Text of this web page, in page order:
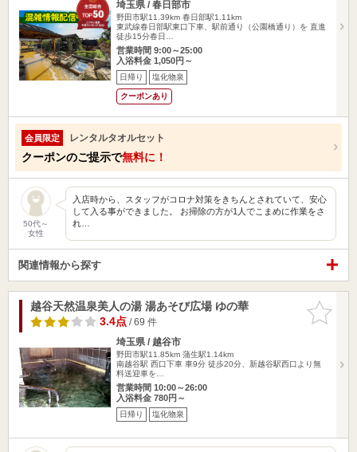
埼玉県 / 春日部市
野田市駅11.39km 春日部駅1.11km
東武線春日部駅東口下車、駅前通り（公園橋通り）を 直進
徒歩15分春日…
営業時間 9:00～25:00
入浴料金 1,050円～
日帰り 塩化物泉
クーポンあり
会員限定 レンタルタオルセット
クーポンのご提示で無料に！
50代～
女性
入店時から、スタッフがコロナ対策をきちんとされていて、安心
して入る事ができました。 お掃除の方が1人でこまめに作業をさ
れ…
関連情報から探す
お気に入
りに追加
越谷天然温泉美人の湯 湯あそび広場 ゆの華
3.4点/ 69 件
埼玉県 / 越谷市
野田市駅11.85km 蒲生駅1.14km
南越谷駅 西口下車 車9分 徒歩20分、新越谷駅西口より無
料送迎車を…
営業時間 10:00～26:00
入浴料金 780円～
日帰り 塩化物泉